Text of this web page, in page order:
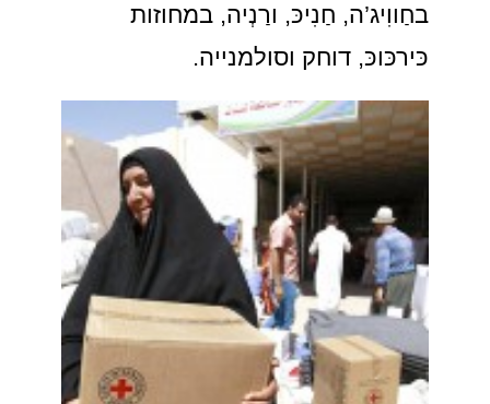
בחַווִיג’ה, חַנִיכּ, ורַנְיה, במחוזות
כּירכּוכּ, דוחק וסולמנייה.